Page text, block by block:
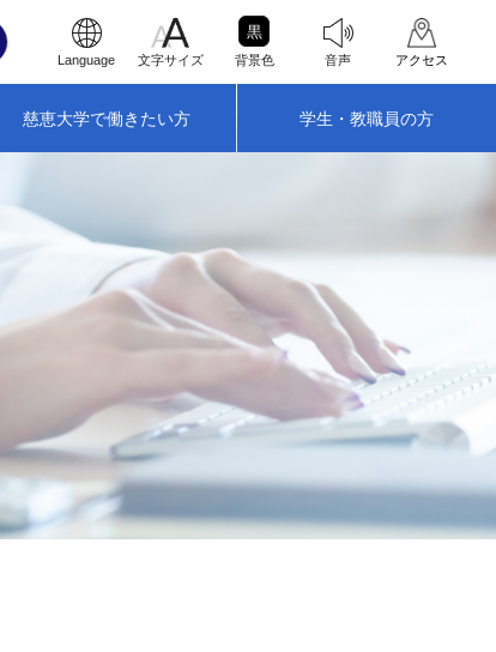
Language 文字サイズ
黒
背景色 音声 アクセス
慈恵大学で働きたい方 学生・教職員の方